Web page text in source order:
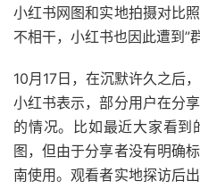
小红书网图和实地拍摄对比
不相干，小红书也因此遭到”群
10月17日，在沉默许久之后
小红书表示，部分用户在分
的情况。比如最近大家看
图，但由于分享者没有明确
南使用。观看者实地探访后